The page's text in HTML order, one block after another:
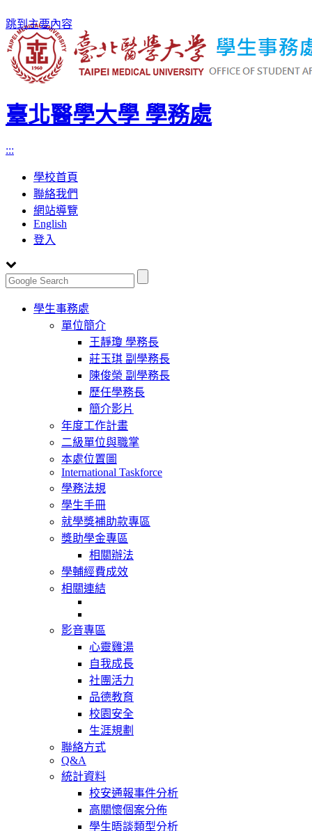
跳到主要內容
臺北醫學大學 學務處
:::
學校首頁
聯絡我們
網站導覽
English
登入
Toggle
navigation
學生事務處
單位簡介
王靜瓊 學務長
莊玉琪 副學務長
陳俊榮 副學務長
歷任學務長
簡介影片
年度工作計畫
二級單位與職掌
本處位置圖
International Taskforce
學務法規
學生手冊
就學獎補助款專區
獎助學金專區
相關辦法
學輔經費成效
相關連結
影音專區
心靈雞湯
自我成長
社團活力
品德教育
校園安全
生涯規劃
聯絡方式
Q&A
統計資料
校安通報事件分析
高關懷個案分佈
學生晤談類型分析